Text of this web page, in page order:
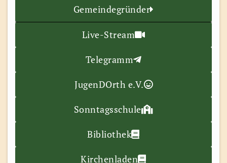
Gemeindegründer
Live-Stream
Telegramm
JugenDOrth e.V.
Sonntagsschule
Bibliothek
Kirchenladen